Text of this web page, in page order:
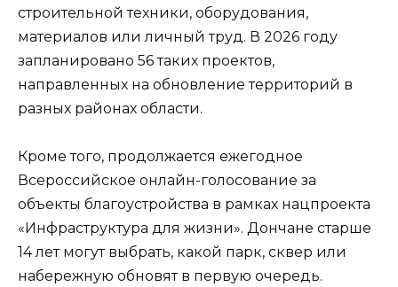
строительной техники, оборудования,
материалов или личный труд. В 2026 году
запланировано 56 таких проектов,
направленных на обновление территорий в
разных районах области.
Кроме того, продолжается ежегодное
Всероссийское онлайн-голосование за
объекты благоустройства в рамках нацпроекта
«Инфраструктура для жизни». Дончане старше
14 лет могут выбрать, какой парк, сквер или
набережную обновят в первую очередь.